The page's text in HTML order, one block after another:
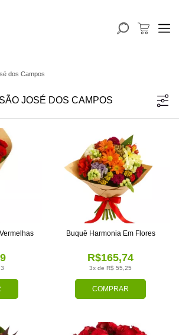
dos Campos
JOSÉ DOS CAMPOS
COMPRAR
3x de R$ 55,25
R$165,74
Buquê Harmonia Em Flores